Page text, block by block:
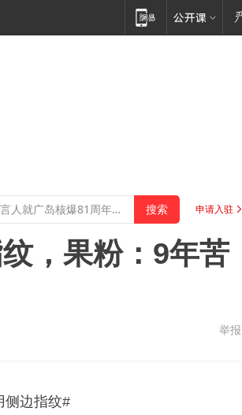
申请入驻
，果粉：9年苦
举报
侧边指纹#